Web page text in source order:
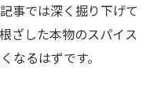
事では深く掘り下げて
ざした本物のスパイス
なるはずです。